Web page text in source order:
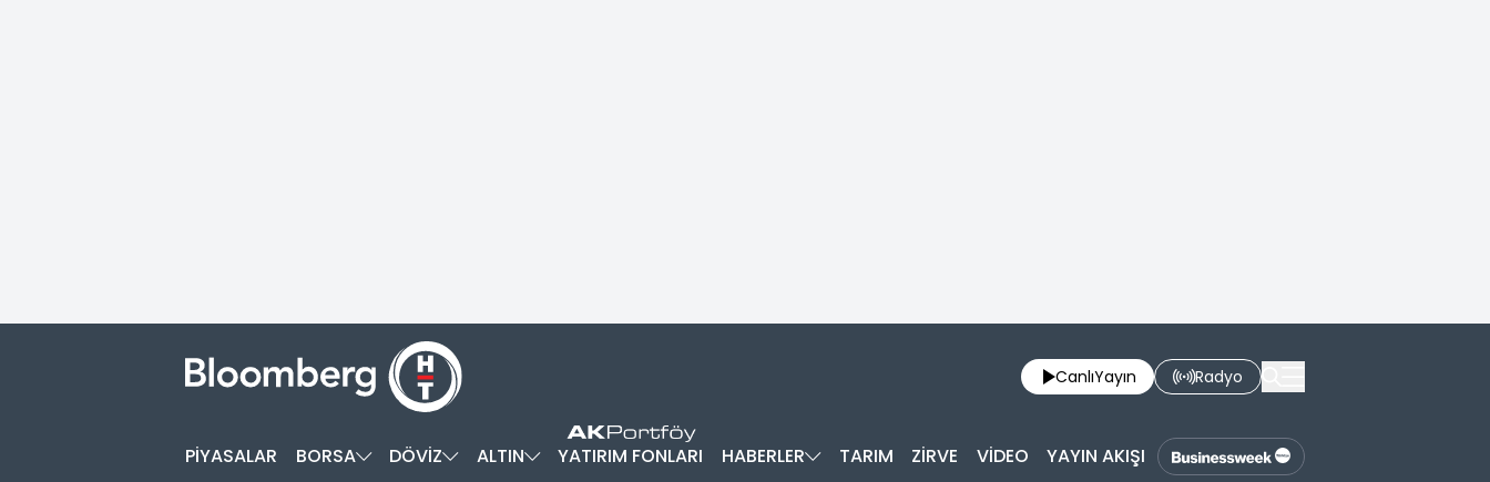
CanlıYayın Radyo
PİYASALAR BORSA DÖVİZ ALTIN YATIRIM FONLARI HABERLER TARIM ZİRVE VİDEO YAYIN AKIŞI